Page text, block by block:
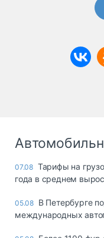
07.08 Тарифы на
года в среднем
05.08 В Петербурге
международных